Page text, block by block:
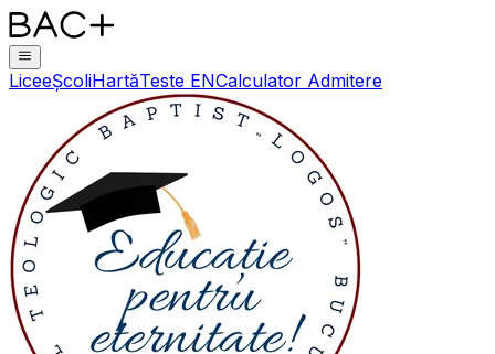
LiceeȘcoliHartăTeste ENCalculator Admitere